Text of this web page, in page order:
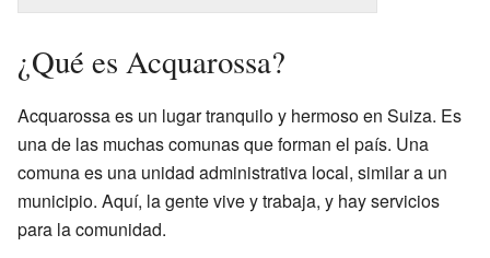
¿Qué es Acquarossa?
Acquarossa es un lugar tranquilo y hermoso en Suiza. Es
una de las muchas comunas que forman el país. Una
comuna es una unidad administrativa local, similar a un
municipio. Aquí, la gente vive y trabaja, y hay servicios
para la comunidad.